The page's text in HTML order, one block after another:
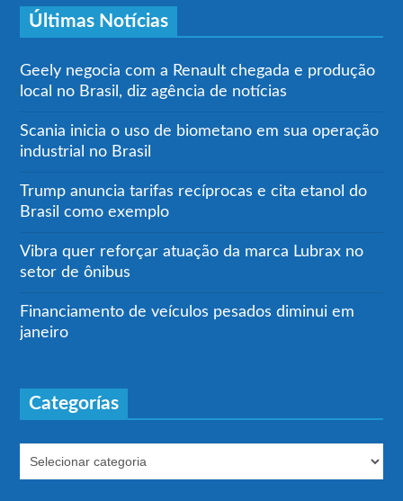
Últimas Notícias
Geely negocia com a Renault chegada e produção
local no Brasil, diz agência de notícias
Scania inicia o uso de biometano em sua operação
industrial no Brasil
Trump anuncia tarifas recíprocas e cita etanol do
Brasil como exemplo
Vibra quer reforçar atuação da marca Lubrax no
setor de ônibus
Financiamento de veículos pesados diminui em
janeiro
Categorías